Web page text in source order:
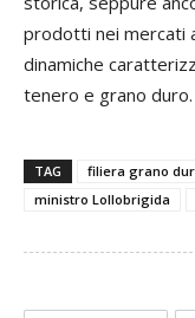
prodotti nei mercati
dinamiche
tenero e grano duro.
TAG filiera grano
ministro Lollobrigida